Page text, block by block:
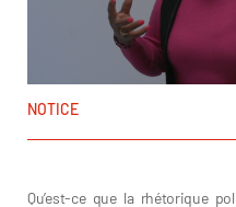
NOTICE
Qu’est-ce que la rhétorique